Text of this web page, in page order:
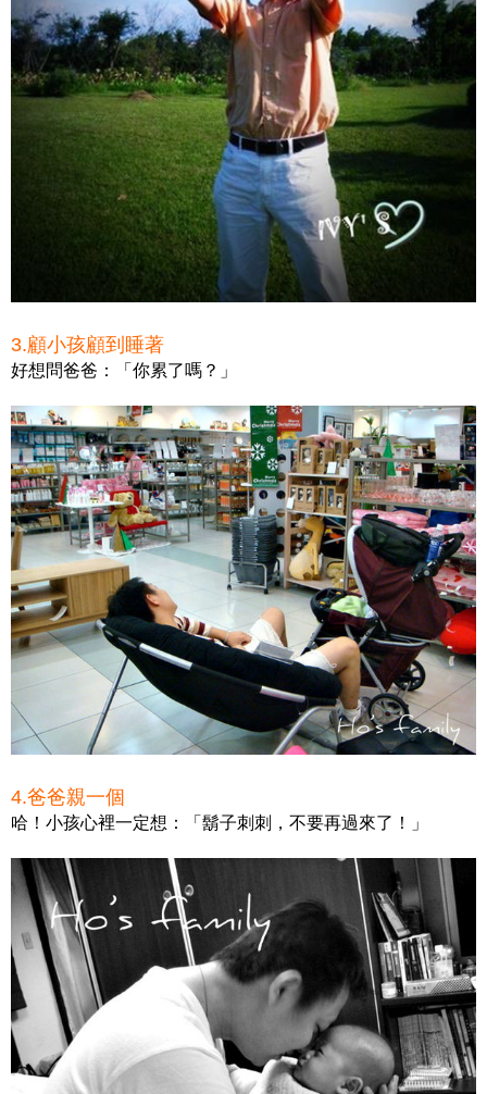
3.顧小孩顧到睡著
好想問爸爸：「你累了嗎？」
4.爸爸親一個
哈！小孩心裡一定想：「鬍子刺刺，不要再過來了！」